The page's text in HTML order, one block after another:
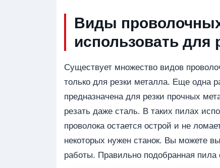
Виды
использовать для
Существует множество видов
только для резки металла. Еще одна
предназначена для резки прочных
резать даже сталь. В таких пилах
проволока остается острой и не
некоторых нужен станок. Вы можете
работы. Правильно подобранная пила